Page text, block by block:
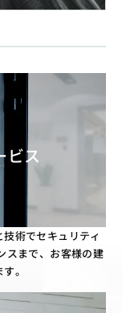
ビス
術でセキュリティ
スまで、お客様の建
。